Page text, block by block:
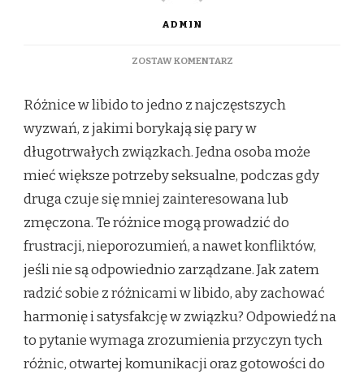
ADMIN
ZOSTAW KOMENTARZDO
SOBIE
RÓŻNICAMI
W
LIBIDO
W
ZWIĄZKU
Różnice w libido to jedno z najczęstszych
wyzwań, z jakimi borykają się pary w
długotrwałych związkach. Jedna osoba może
mieć większe potrzeby seksualne, podczas gdy
druga czuje się mniej zainteresowana lub
zmęczona. Te różnice mogą prowadzić do
frustracji, nieporozumień, a nawet konfliktów,
jeśli nie są odpowiednio zarządzane. Jak zatem
radzić sobie z różnicami w libido, aby zachować
harmonię i satysfakcję w związku? Odpowiedź na
to pytanie wymaga zrozumienia przyczyn tych
różnic, otwartej komunikacji oraz gotowości do